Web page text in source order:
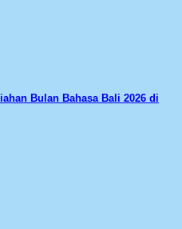
Bulan Bahasa Bali 2026 di